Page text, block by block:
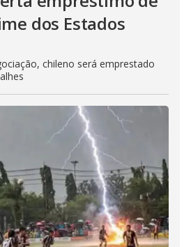
dos Estados
chileno será emprestado